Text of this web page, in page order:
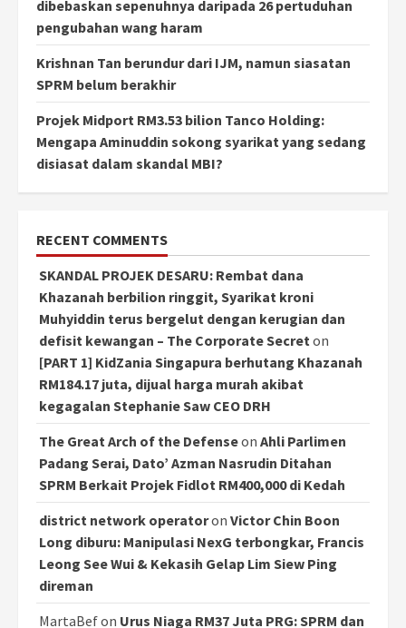
dibebaskan sepenuhnya daripada 26 pertuduhan
pengubahan wang haram
Krishnan Tan berundur dari IJM, namun siasatan
SPRM belum berakhir
Projek Midport RM3.53 bilion Tanco Holding:
Mengapa Aminuddin sokong syarikat yang sedang
disiasat dalam skandal MBI?
RECENT COMMENTS
SKANDAL PROJEK DESARU: Rembat dana
Khazanah berbilion ringgit, Syarikat kroni
Muhyiddin terus bergelut dengan kerugian dan
defisit kewangan – The Corporate Secreton
[PART 1] KidZania Singapura berhutang Khazanah
RM184.17 juta, dijual harga murah akibat
kegagalan Stephanie Saw CEO DRH
The Great Arch of the Defenseon Ahli Parlimen
Padang Serai, Dato’ Azman Nasrudin Ditahan
SPRM Berkait Projek Fidlot RM400,000 di Kedah
district network operatoron Victor Chin Boon
Long diburu: Manipulasi NexG terbongkar, Francis
Leong See Wui & Kekasih Gelap Lim Siew Ping
direman
MartaBefon Urus Niaga RM37 Juta PRG: SPRM dan